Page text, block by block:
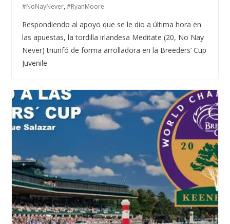
#NoNayNever, #RyanMoore
Respondiendo al apoyo que se le dio a última hora en
las apuestas, la tordilla irlandesa Meditate (20, No Nay
Never) triunfó de forma arrolladora en la Breeders’ Cup
Juvenile